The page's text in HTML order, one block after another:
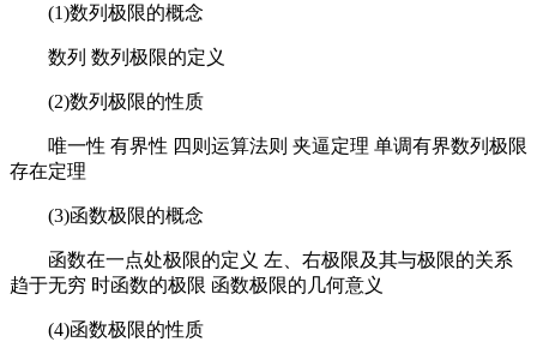
(1)数列极限的概念
数列 数列极限的定义
(2)数列极限的性质
唯一性 有界性 四则运算法则 夹逼定理 单调有界数列极限
存在定理
(3)函数极限的概念
函数在一点处极限的定义 左、右极限及其与极限的关系
趋于无穷 时函数的极限 函数极限的几何意义
(4)函数极限的性质